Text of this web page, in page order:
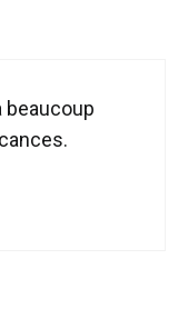
beaucoup